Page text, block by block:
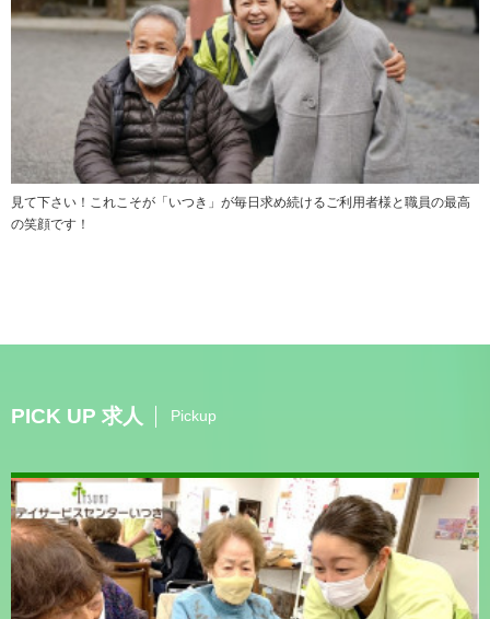
見て下さい！これこそが「いつき」が毎日求め続けるご利用者様と職員の最高
の笑顔です！
PICK UP 求人 Pickup